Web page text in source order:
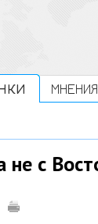
МНЕНИЯ
не с